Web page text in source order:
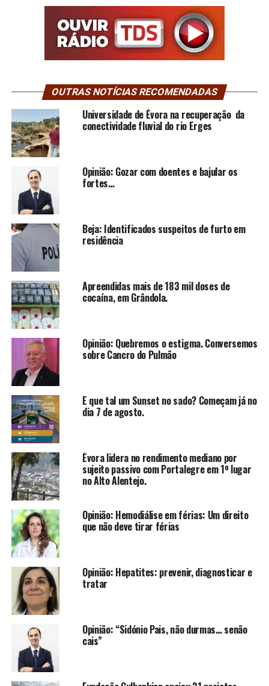
OUTRAS NOTÍCIAS RECOMENDADAS
Universidade de Évora na recuperação da
conectividade fluvial do rio Erges
Opinião: Gozar com doentes e bajular os
fortes…
Beja: Identificados suspeitos de furto em
residência
Apreendidas mais de 183 mil doses de
cocaína, em Grândola.
Opinião: Quebremos o estigma. Conversemos
sobre Cancro do Pulmão
E que tal um Sunset no sado? Começam já no
dia 7 de agosto.
Évora lidera no rendimento mediano por
sujeito passivo com Portalegre em 1º lugar
no Alto Alentejo.
Opinião: Hemodiálise em férias: Um direito
que não deve tirar férias
Opinião: Hepatites: prevenir, diagnosticar e
tratar
Opinião: “Sidónio Pais, não durmas… senão
cais”